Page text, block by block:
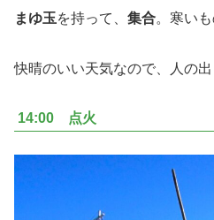
まゆ玉を持って、 集合。寒いも
快晴のいい天気なので、人の出
14:00 点火